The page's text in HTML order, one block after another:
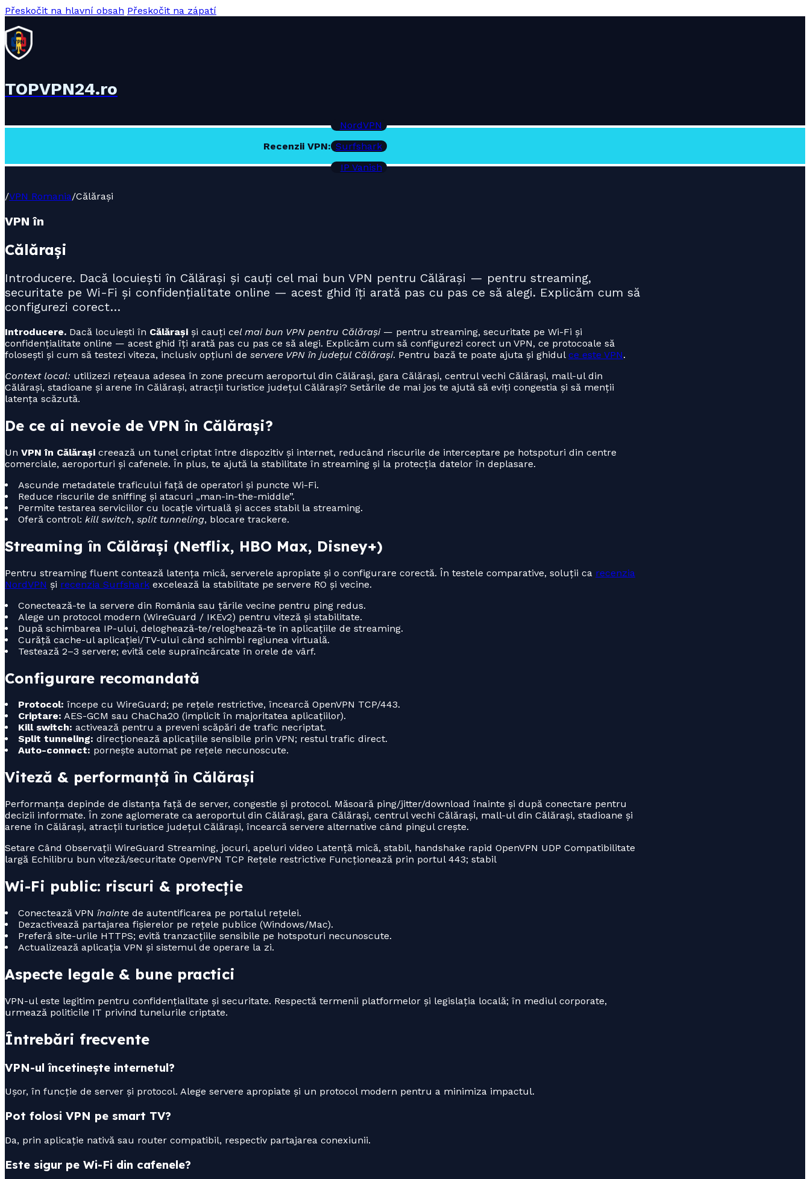
Přeskočit na hlavní obsah Přeskočit na zápatí
TOPVPN24.ro
Recenzii VPN:
NordVPN
Surfshark
IP Vanish
/VPN Romania/Călărași
VPN în
Călărași
Introducere. Dacă locuiești în Călărași și cauți cel mai bun VPN pentru Călărași — pentru streaming,
securitate pe Wi-Fi și confidențialitate online — acest ghid îți arată pas cu pas ce să alegi. Explicăm cum să
configurezi corect…
Introducere. Dacă locuiești în Călărași și cauți cel mai bun VPN pentru Călărași— pentru streaming, securitate pe Wi-Fi și
confidențialitate online — acest ghid îți arată pas cu pas ce să alegi. Explicăm cum să configurezi corect un VPN, ce protocoale să
folosești și cum să testezi viteza, inclusiv opțiuni de servere VPN în județul Călărași. Pentru bază te poate ajuta și ghidul ce este VPN.
Context local: utilizezi rețeaua adesea în zone precum aeroportul din Călărași, gara Călărași, centrul vechi Călărași, mall-ul din
Călărași, stadioane și arene în Călărași, atracții turistice județul Călărași? Setările de mai jos te ajută să eviți congestia și să menții
latența scăzută.
De ce ai nevoie de VPN în Călărași?
Un VPN în Călărași creează un tunel criptat între dispozitiv și internet, reducând riscurile de interceptare pe hotspoturi din centre
comerciale, aeroporturi și cafenele. În plus, te ajută la stabilitate în streaming și la protecția datelor în deplasare.
Ascunde metadatele traficului față de operatori și puncte Wi-Fi.
Reduce riscurile de sniffing și atacuri „man-in-the-middle”.
Permite testarea serviciilor cu locație virtuală și acces stabil la streaming.
Oferă control: kill switch, split tunneling, blocare trackere.
Streaming în Călărași (Netflix, HBO Max, Disney+)
Pentru streaming fluent contează latența mică, serverele apropiate și o configurare corectă. În testele comparative, soluții ca recenzia
NordVPN și recenzia Surfshark excelează la stabilitate pe servere RO și vecine.
Conectează-te la servere din România sau țările vecine pentru ping redus.
Alege un protocol modern (WireGuard / IKEv2) pentru viteză și stabilitate.
După schimbarea IP-ului, deloghează-te/reloghează-te în aplicațiile de streaming.
Curăță cache-ul aplicației/TV-ului când schimbi regiunea virtuală.
Testează 2–3 servere; evită cele supraîncărcate în orele de vârf.
Configurare recomandată
Protocol: începe cu WireGuard; pe rețele restrictive, încearcă OpenVPN TCP/443.
Criptare: AES-GCM sau ChaCha20 (implicit în majoritatea aplicațiilor).
Kill switch: activează pentru a preveni scăpări de trafic necriptat.
Split tunneling: direcționează aplicațiile sensibile prin VPN; restul trafic direct.
Auto-connect: pornește automat pe rețele necunoscute.
Viteză & performanță în Călărași
Performanța depinde de distanța față de server, congestie și protocol. Măsoară ping/jitter/download înainte și după conectare pentru
decizii informate. În zone aglomerate ca aeroportul din Călărași, gara Călărași, centrul vechi Călărași, mall-ul din Călărași, stadioane și
arene în Călărași, atracții turistice județul Călărași, încearcă servere alternative când pingul crește.
Setare Când Observații WireGuard Streaming, jocuri, apeluri video Latență mică, stabil, handshake rapid OpenVPN UDP Compatibilitate
largă Echilibru bun viteză/securitate OpenVPN TCP Rețele restrictive Funcționează prin portul 443; stabil
Wi-Fi public: riscuri & protecție
Conectează VPN înainte de autentificarea pe portalul rețelei.
Dezactivează partajarea fișierelor pe rețele publice (Windows/Mac).
Preferă site-urile HTTPS; evită tranzacțiile sensibile pe hotspoturi necunoscute.
Actualizează aplicația VPN și sistemul de operare la zi.
Aspecte legale & bune practici
VPN-ul este legitim pentru confidențialitate și securitate. Respectă termenii platformelor și legislația locală; în mediul corporate,
urmează politicile IT privind tunelurile criptate.
Întrebări frecvente
VPN-ul încetinește internetul?
Ușor, în funcție de server și protocol. Alege servere apropiate și un protocol modern pentru a minimiza impactul.
Pot folosi VPN pe smart TV?
Da, prin aplicație nativă sau router compatibil, respectiv partajarea conexiunii.
Este sigur pe Wi-Fi din cafenele?